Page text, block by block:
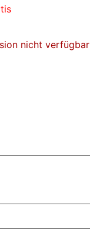
nicht verfügbar